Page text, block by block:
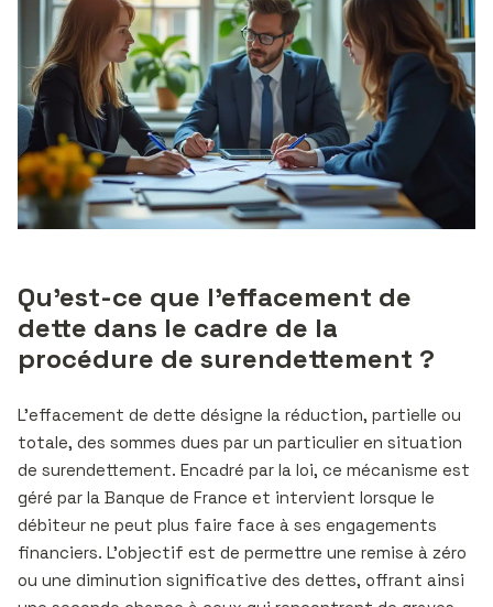
Qu’est-ce que l’effacement de
dette dans le cadre de la
procédure de surendettement ?
L’effacement de dette désigne la réduction, partielle ou
totale, des sommes dues par un particulier en situation
de surendettement. Encadré par la loi, ce mécanisme est
géré par la Banque de France et intervient lorsque le
débiteur ne peut plus faire face à ses engagements
financiers. L’objectif est de permettre une remise à zéro
ou une diminution significative des dettes, offrant ainsi